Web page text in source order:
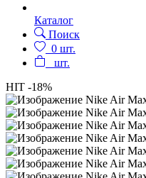
Каталог
Поиск
0 шт.
шт.
HIT -18%